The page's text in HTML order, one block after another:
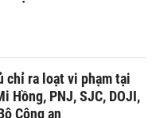
chỉ ra loạt vi phạm tại
Hồng, PNJ, SJC, DOJI,
Công an